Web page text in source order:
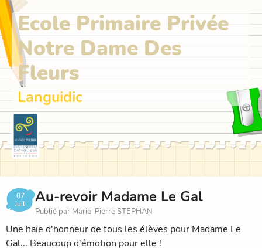
Ecole Primaire Privée
Notre Dame Des
Fleurs
Languidic
07
Juil.
Au-revoir Madame Le Gal
Publié par Marie-Pierre STEPHAN
Une haie d'honneur de tous les élèves pour Madame Le
Gal... Beaucoup d'émotion pour elle !